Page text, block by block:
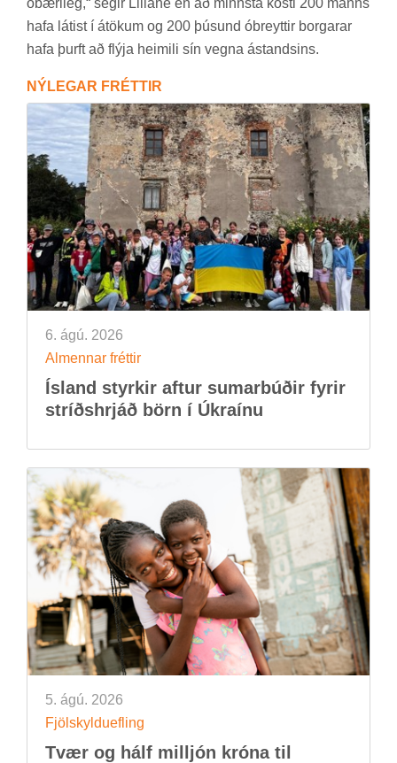
hafa lát­ist í átök­um og 200 þús­und óbreytt­ir borg­ar­ar
hafa þurft að flýja heim­ili sín vegna ástands­ins.
NÝ­LEG­AR FRÉTT­IR
6. ágú. 2026
Al­menn­ar frétt­ir
Ís­land styrk­ir aft­ur sum­ar­búð­ir fyr­ir
stríðs­hrjáð börn í Úkraínu
5. ágú. 2026
Fjöl­skyldu­efl­ing
Tvær og hálf millj­ón króna til